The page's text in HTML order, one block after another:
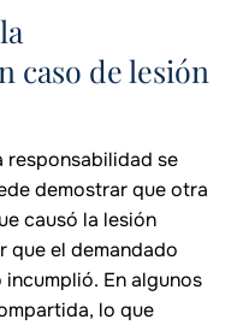
caso de lesión
responsabilidad se
demostrar que otra
causó la lesión
que el demandado
En algunos
lo que